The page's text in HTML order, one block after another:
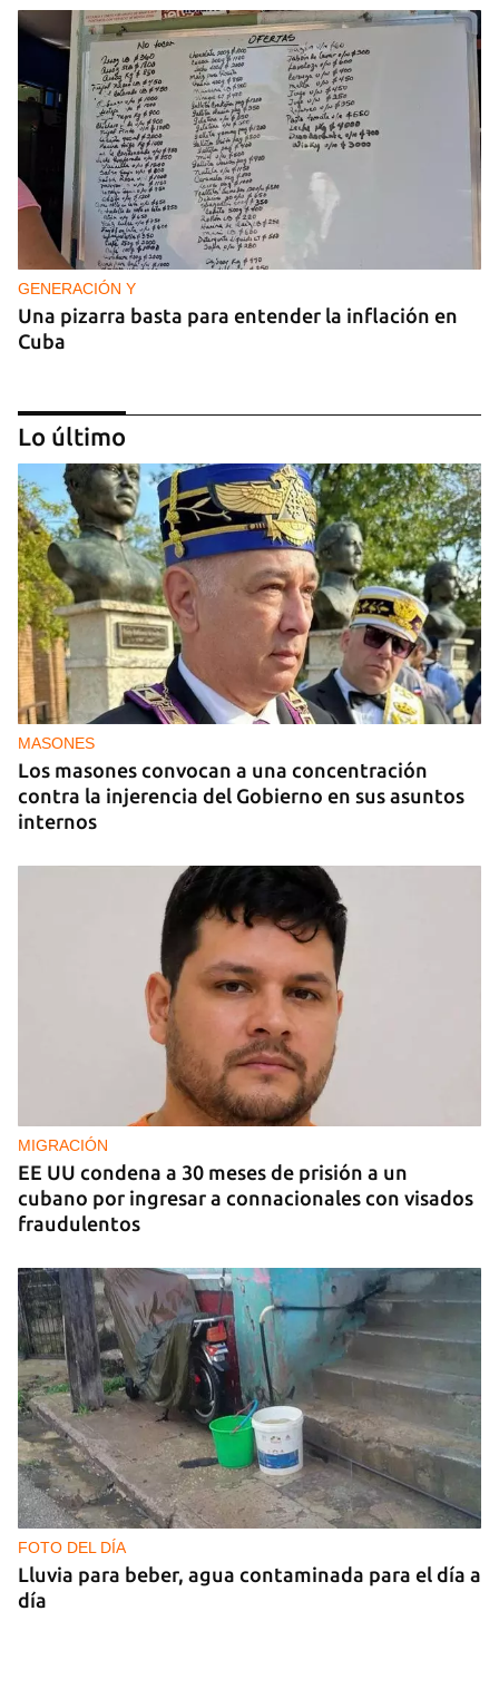
GENERACIÓN Y
Una pizarra basta para entender la inflación en
Cuba
GENERACIÓN Y
Tras un breve alumbrón se volvió a ir la luz y llegó
el cacerolazo de indignación
Lo último
MASONES
Los masones convocan a una concentración
contra la injerencia del Gobierno en sus asuntos
internos
MIGRACIÓN
EE UU condena a 30 meses de prisión a un
cubano por ingresar a connacionales con visados
fraudulentos
FOTO DEL DÍA
Lluvia para beber, agua contaminada para el día a
día